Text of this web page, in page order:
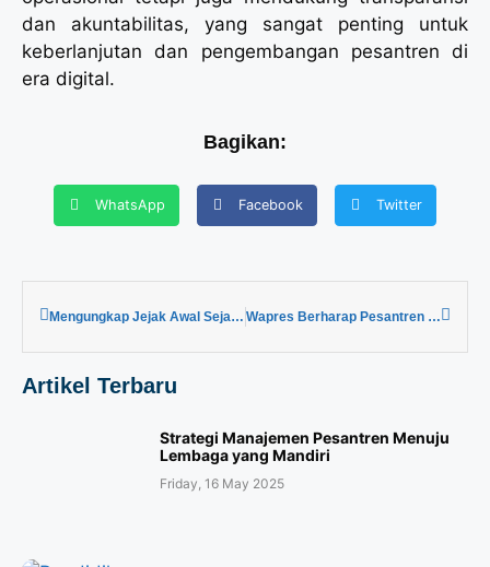
dan akuntabilitas, yang sangat penting untuk
keberlanjutan dan pengembangan pesantren di
era digital.
Bagikan:
WhatsApp Facebook Twitter
Mengungkap Jejak Awal Sejarah Pondok Pesantren Pertama di Indonesia Wapres Berharap Pesantren Jadi Pusat Pendidikan hingga Pemberdayaan Warga
Artikel Terbaru
Strategi Manajemen Pesantren Menuju
Lembaga yang Mandiri
Friday, 16 May 2025